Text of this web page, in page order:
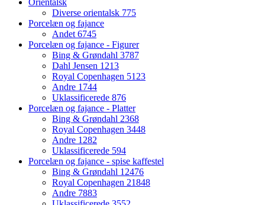
Orientalsk
Diverse orientalsk 775
Porcelæn og fajance
Andet 6745
Porcelæn og fajance - Figurer
Bing & Grøndahl 3787
Dahl Jensen 1213
Royal Copenhagen 5123
Andre 1744
Uklassificerede 876
Porcelæn og fajance - Platter
Bing & Grøndahl 2368
Royal Copenhagen 3448
Andre 1282
Uklassificerede 594
Porcelæn og fajance - spise kaffestel
Bing & Grøndahl 12476
Royal Copenhagen 21848
Andre 7883